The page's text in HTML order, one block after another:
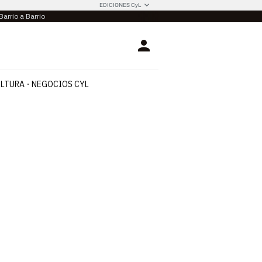
EDICIONES CyL
a Barrio
Login
NEGOCIOS CYL